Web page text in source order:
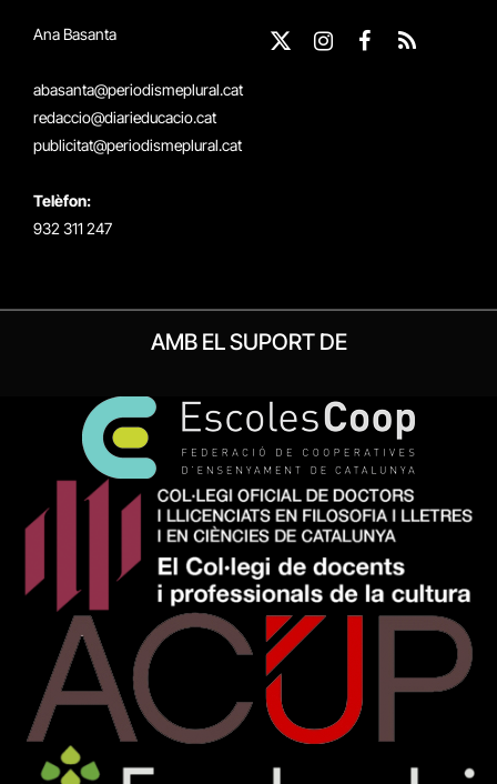
Ana Basanta
abasanta@periodismeplural.cat
redaccio@diarieducacio.cat
publicitat@periodismeplural.cat
Telèfon:
932 311 247
X
Instagram
Facebook
RSS
AMB EL SUPORT DE